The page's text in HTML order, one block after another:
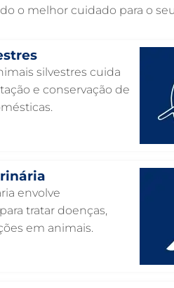
INTERNAÇÃO
EM GUARULHOS
INTENSIVISMO
GUARULHOS
HOSPITAL
HOSPITAL PARA
o melhor cuidado para o
silvestres cuida
e conservação de
envolve
tratar doenças,
em animais.